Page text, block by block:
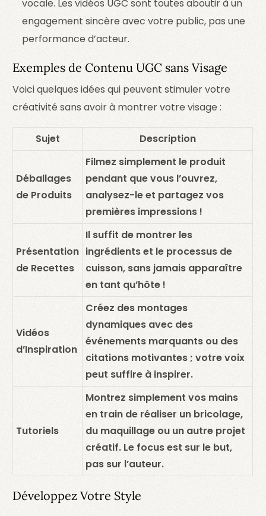
vocale. Les vidéos UGC sont toutes aboutir à un
engagement sincère avec votre public, pas une
performance d’acteur.
Exemples de Contenu UGC sans Visage
Voici quelques idées qui peuvent stimuler votre
créativité sans avoir à montrer votre visage :
Sujet Description
Déballages
de Produits
Filmez simplement le produit
pendant que vous l’ouvrez,
analysez-le et partagez vos
premières impressions !
Présentation
de Recettes
Il suffit de montrer les
ingrédients et le processus de
cuisson, sans jamais apparaître
en tant qu’hôte !
Vidéos
d’Inspiration
Créez des montages
dynamiques avec des
événements marquants ou des
citations motivantes ; votre voix
peut suffire à inspirer.
Tutoriels
Montrez simplement vos mains
en train de réaliser un bricolage,
du maquillage ou un autre projet
créatif. Le focus est sur le but,
pas sur l’auteur.
Développez Votre Style